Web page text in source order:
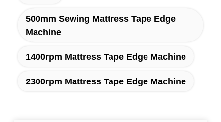
500mm Sewing Mattress Tape Edge
Machine
1400rpm Mattress Tape Edge Machine
2300rpm Mattress Tape Edge Machine